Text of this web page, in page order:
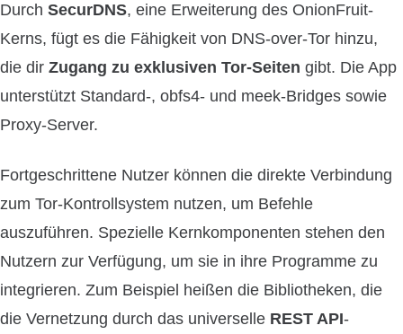
Durch SecurDNS, eine Erweiterung des OnionFruit-
Kerns, fügt es die Fähigkeit von DNS-over-Tor hinzu,
die dir Zugang zu exklusiven Tor-Seiten gibt. Die App
unterstützt Standard-, obfs4- und meek-Bridges sowie
Proxy-Server.
Fortgeschrittene Nutzer können die direkte Verbindung
zum Tor-Kontrollsystem nutzen, um Befehle
auszuführen. Spezielle Kernkomponenten stehen den
Nutzern zur Verfügung, um sie in ihre Programme zu
integrieren. Zum Beispiel heißen die Bibliotheken, die
die Vernetzung durch das universelle REST API-